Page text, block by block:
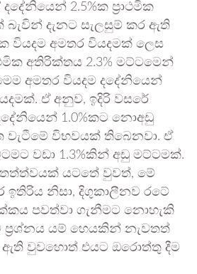
2.5%ක ප්‍රාථමික
දැනට සැලසුම් කර ඇති
වියදම අමතර වියදමක් ලෙස
අතිරික්තය 2.3% මට්ටමෙන්
අමතර වියදම දදේනියෙන්
ඒ අනුව, ඉදිරි වසරේ
1.0%කට නොඅඩු
වැටීමේ විභවයක් තිබෙනවා. ඒ
වඩා 1.3%කින් අඩු මට්ටමක්.
තත්ත්වයක් යටතේ වුවත්, මේ
ඉතිරිය නිසා, දිගුකාලීනව රටේ
පවත්වා ගැනීමට නොහැකි
ප්‍රශ්නය යම් හෙයකින් නැවතත්
වුවහොත් එයට ඔරොත්තු දීම